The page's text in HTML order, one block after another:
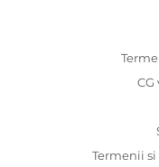
Termenii